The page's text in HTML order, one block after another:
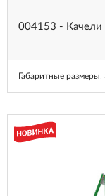
004153 - Качели
Габаритные размеры: